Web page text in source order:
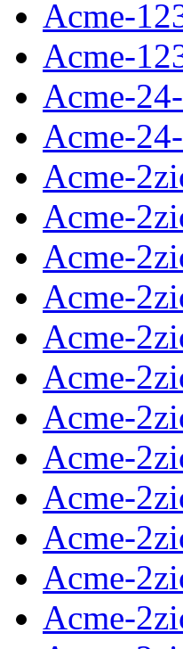
Acme-
Acme-
Acme-
Acme-
Acme-
Acme-
Acme-
Acme-
Acme-
Acme-
Acme-
Acme-
Acme-
Acme-
Acme-
Acme-